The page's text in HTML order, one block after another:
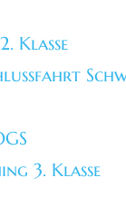
Klasse
3. Klasse